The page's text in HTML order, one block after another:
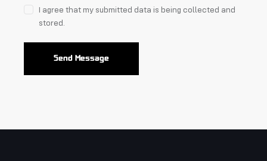
I agree that my submitted data is being collected and
stored.
Send Message